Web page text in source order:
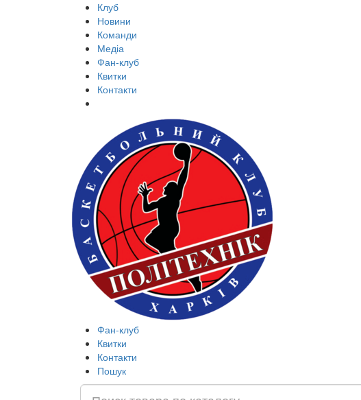
Клуб
Новини
Команди
Медіа
Фан-клуб
Квитки
Контакти
Фан-клуб
Квитки
Контакти
Пошук